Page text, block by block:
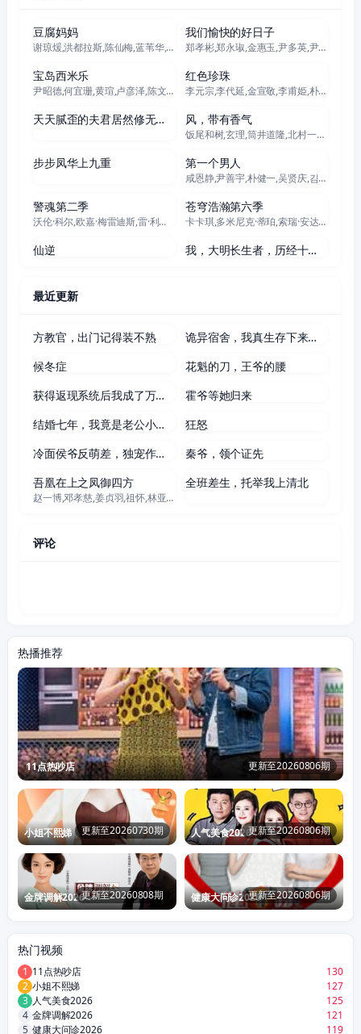
豆腐妈妈
谢琼煖,洪都拉斯,陈仙梅,蓝苇华,苏晏霈,曾智希,曾子益,陈志强,郭忠祐,李之勤,潘奕如,范瑞君,王耿豪,吴铃山,张倩,李运庆,罗子惟,宫美乐,王晴,于浩威,马国毕,张世贤,徐千京,黄子玲,黄靖雅,李佩怡,吴政澔,黄尚禾,吴皓升
我们愉快的好日子
郑孝彬,郑永琡,金惠玉,尹多英,尹仲勋,文喜京,严贤京,鲜于在德,尹多勋,申正允,李商淑,李家豪
更新至302集
宝岛西米乐
尹昭德,何宜珊,黄瑄,卢彦泽,陈文山,王盈凯,黄婕菲,蔡祥,马国贤,孙绽,陈婉婷,王丁筑,璟宣,许瀞蔆,张雁名,颜邦智,曹景俊,陈玹宇,李緻,洪淇,刘汉强,张育绮,逸祥,亮曦,王芮希,李祐诚,卢尚恩,李铭叡,黄隽智,张景闳,游安顺,杨子仪
全102集
红色珍珠
李元宗,李代延,金宣敬,李甫姫,朴真熙,韩振熙,李应敬,이정용,채빈
60集全
天天腻歪的夫君居然修无情道
更新至95集
风，带有香气
饭尾和树,玄理,筒井道隆,北村一辉,多部未华子,藤原季节,原田泰造,根岸季衣,三浦贵大,高岛政宏,若林时英,内田慈,平野生成,菊池亚希子,中田青渚,小林隆,古川雄大,片冈鹤太郎,野添义弘,仲间由纪惠,村上穂乃佳,森田甘路,水野美纪,生田绘梨花,猫背椿,坂口涼太郎,津崎史郎,春海四方,广冈由里子,大岛美幸,松金米子,见上爱,佐野晶哉,中井友望,伊势志摩,东野绚香,研直子,小林虎之介,坂东弥十郎,丸山礼,上坂树里,林裕太,早坂美海,たくや
步步凤华上九重
全140集
第一个男人
咸恩静,尹善宇,朴健一,吴贤庆,김민설,李起昶
警魂第二季
沃伦·科尔,欧嘉·梅雷迪斯,雷·利奥塔,里特奇·科斯特,詹妮弗·洛佩兹,德瑞·德·玛泰,玛格丽特·柯林,维森特·拉雷斯卡,戴奥·奥柯奈伊,基诺·安东尼·佩西,安娜·冈,莱斯利·席尔瓦,安妮·张
全6集
苍穹浩瀚第六季
卡卡琪,多米尼克·蒂珀,索瑞·安达斯鲁,史蒂文·斯崔特,基翁·亚历山大,萨默·萨利姆,弗兰基·亚当斯,纳丁·妮可,贾赛·蔡斯·欧文斯,约翰·威斯利·查特曼,加布里埃尔·达尔库,安德烈·卡洪,凡妮莎·斯迈思,艾玛·霍,博·迪克森,乔丹·道森,汉娜·格兰特,费利佩·奥凯,黛安·阿圭拉,泰德·戴克斯特拉
115集全
仙逆
80集全
我，大明长生者，历经十六帝
最近更新
方教官，出门记得装不熟 诡异宿舍，我真生存下来了第二季
80集全
候冬症
110集全
花魁的刀，王爷的腰
获得返现系统后我成了万人迷
57集全
霍爷等她归来
48集全
结婚七年，我竟是老公小青梅的替身 狂怒
67集全
冷面侯爷反萌差，独宠作精继室啦 秦爷，领个证先
更新至08集
吾凰在上之凤御四方
赵一博,邓孝慈,姜贞羽,祖怀,林亚冬,杜煜,郝熠然,郑千亦
全班差生，托举我上清北
评论
热播推荐
更新至20260806期
11点热吵店
更新至20260730期
小姐不熙娣 更新至20260806期
人气美食2026
更新至20260808期
金牌调解2026 更新至20260806期
健康大问诊2026
热门视频
1 11点热吵店
130
2 小姐不熙娣
127
3 人气美食2026
125
4 金牌调解2026
121
5 健康大问诊2026 119